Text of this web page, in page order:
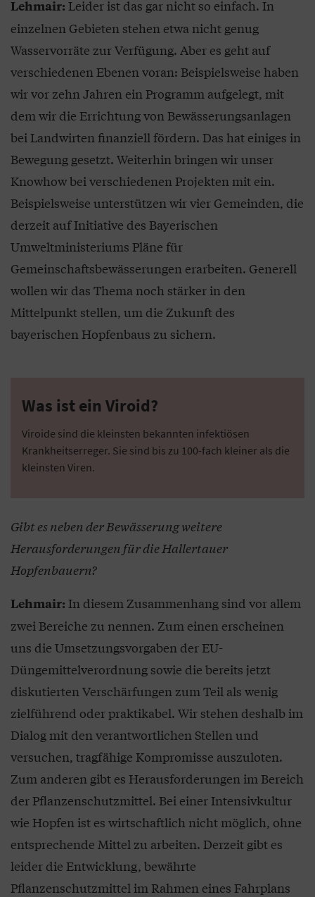
Lehmair: Leider ist das gar nicht so einfach. In
einzelnen Gebieten stehen etwa nicht genug
Wasservorräte zur Verfügung. Aber es geht auf
verschiedenen Ebenen voran: Beispielsweise haben
wir vor zehn Jahren ein Programm aufgelegt, mit
dem wir die Errichtung von Bewässerungsanlagen
bei Landwirten finanziell fördern. Das hat einiges in
Bewegung gesetzt. Weiterhin bringen wir unser
Knowhow bei verschiedenen Projekten mit ein.
Beispielsweise unterstützen wir vier Gemeinden, die
derzeit auf Initiative des Bayerischen
Umweltministeriums Pläne für
Gemeinschaftsbewässerungen erarbeiten. Generell
wollen wir das Thema noch stärker in den
Mittelpunkt stellen, um die Zukunft des
bayerischen Hopfenbaus zu sichern.
Was ist ein Viroid?
Viroide sind die kleinsten bekannten infektiösen
Krankheitserreger. Sie sind bis zu 100-fach kleiner als die
kleinsten Viren.
Gibt es neben der Bewässerung weitere
Herausforderungen für die Hallertauer
Hopfenbauern?
Lehmair: In diesem Zusammenhang sind vor allem
zwei Bereiche zu nennen. Zum einen erscheinen
uns die Umsetzungsvorgaben der EU-
Düngemittelverordnung sowie die bereits jetzt
diskutierten Verschärfungen zum Teil als wenig
zielführend oder praktikabel. Wir stehen deshalb im
Dialog mit den verantwortlichen Stellen und
versuchen, tragfähige Kompromisse auszuloten.
Zum anderen gibt es Herausforderungen im Bereich
der Pflanzenschutzmittel. Bei einer Intensivkultur
wie Hopfen ist es wirtschaftlich nicht möglich, ohne
entsprechende Mittel zu arbeiten. Derzeit gibt es
leider die Entwicklung, bewährte
Pflanzenschutzmittel im Rahmen eines Fahrplans